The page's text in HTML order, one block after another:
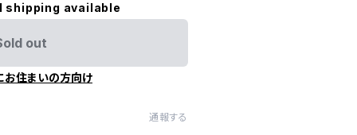
shipping available
out
お住まいの方向け
通報する